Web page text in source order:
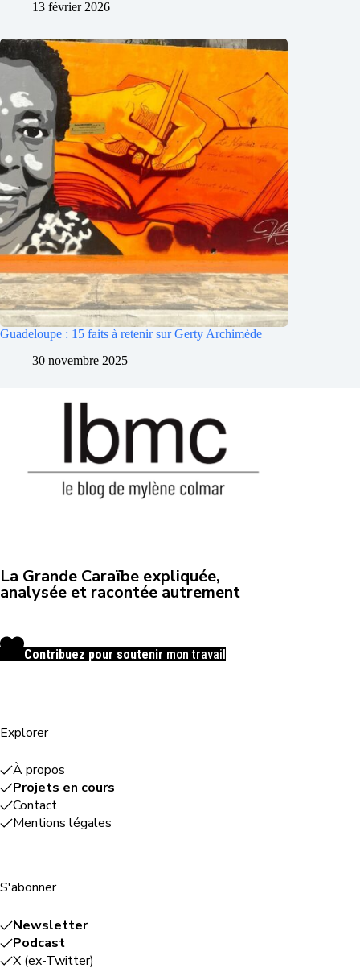
13 février 2026
Guadeloupe : 15 faits à retenir sur Gerty Archimède
30 novembre 2025
La Grande Caraïbe expliquée,
analysée et racontée autrement
Contribuez pour soutenir mon travail
Explorer
À propos
Projets en cours
Contact
Mentions légales
S'abonner
Newsletter
Podcast
X (ex-Twitter)